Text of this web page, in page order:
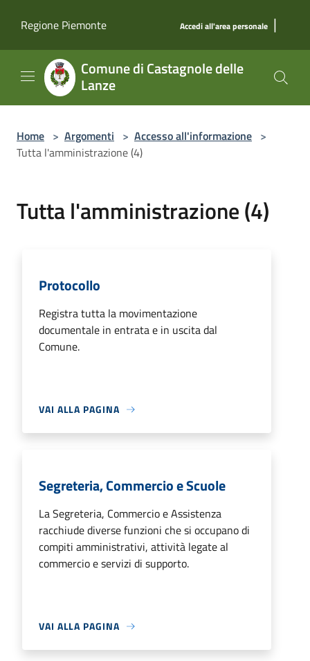
Regione Piemonte
Accedi all'area personale |
Comune di Castagnole delle
Lanze
Home > Argomenti > Accesso all'informazione >
Tutta l'amministrazione (4)
Tutta l'amministrazione (4)
Protocollo
Registra tutta la movimentazione
documentale in entrata e in uscita dal
Comune.
VAI ALLA PAGINA
Segreteria, Commercio e Scuole
La Segreteria, Commercio e Assistenza
racchiude diverse funzioni che si occupano di
compiti amministrativi, attività legate al
commercio e servizi di supporto.
VAI ALLA PAGINA